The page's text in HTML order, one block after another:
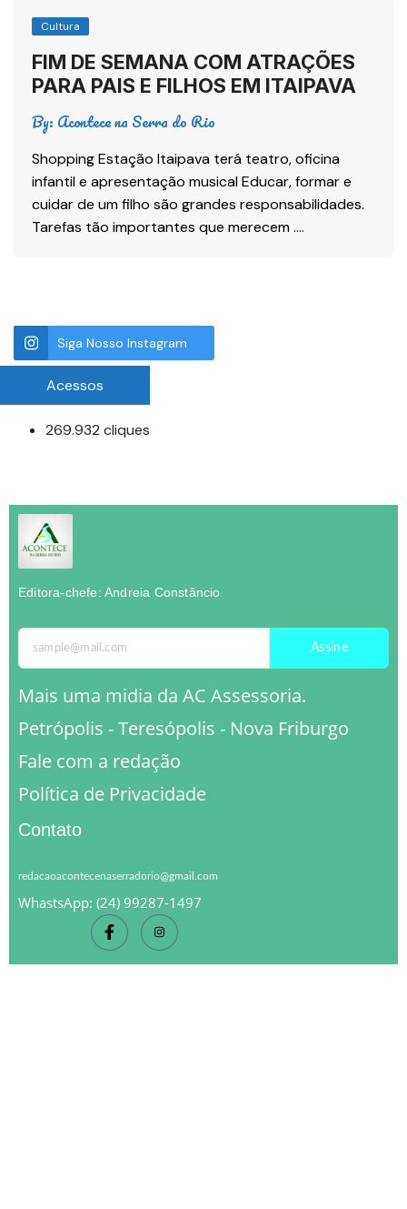
Cultura
FIM DE SEMANA COM ATRAÇÕES
PARA PAIS E FILHOS EM ITAIPAVA
By: Acontece na Serra do Rio
Shopping Estação Itaipava terá teatro, oficina
infantil e apresentação musical Educar, formar e
cuidar de um filho são grandes responsabilidades.
Tarefas tão importantes que merecem ….
Siga Nosso Instagram
Acessos
269.932 cliques
Editora-chefe: Andreia Constâncio
Assine
Mais uma midia da AC Assessoria.
Petrópolis - Teresópolis - Nova Friburgo
Fale com a redação
Política de Privacidade
Contato
redacaoacontecenaserradorio@gmail.com
WhastsApp: (24) 99287-1497